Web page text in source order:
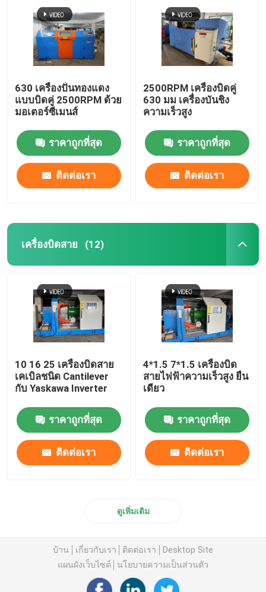
630 เครื่องปั่นทองแดง
แบบบิดคู่ 2500RPM ด้วย
มอเตอร์ซีเมนส์
ราคาถูกที่สุด
ติดต่อเรา
2500RPM เครื่องบิดคู่
630 มม เครื่องบันชิง
ความเร็วสูง
ราคาถูกที่สุด
ติดต่อเรา
เครื่องบิดสาย (12)
10 16 25 เครื่องบิดสาย
เคเบิลชนิด Cantilever
กับ Yaskawa Inverter
ราคาถูกที่สุด
ติดต่อเรา
4*1.5 7*1.5 เครื่องบิด
สายไฟฟ้าความเร็วสูง ยืน
เดียว
ราคาถูกที่สุด
ติดต่อเรา
ดูเพิ่มเติม
บ้าน เกี่ยวกับเรา ติดต่อเรา
Desktop Site
แผนผังเว็บไซต์
นโยบายความเป็นส่วนตัว